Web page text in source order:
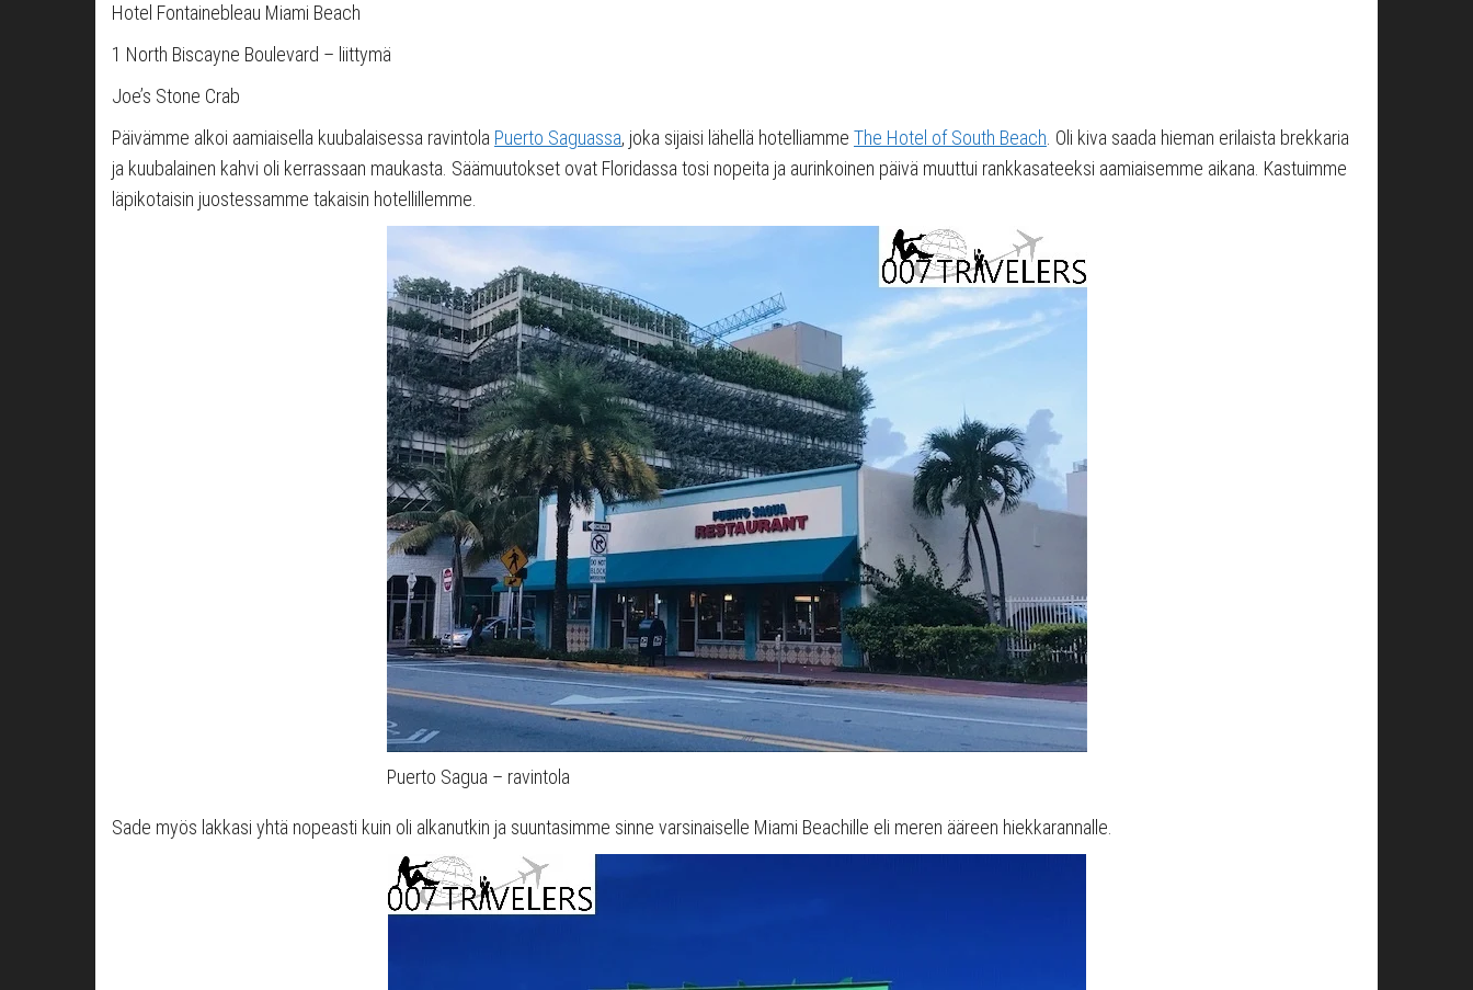
Hotel Fontainebleau Miami Beach
1 North Biscayne Boulevard – liittymä
Joe’s Stone Crab
Päivämme alkoi aamiaisella kuubalaisessa ravintola Puerto Saguassa, joka sijaisi lähellä hotelliamme The Hotel of South Beach . Oli kiva saada hieman erilaista brekkaria
ja kuubalainen kahvi oli kerrassaan maukasta. Säämuutokset ovat Floridassa tosi nopeita ja aurinkoinen päivä muuttui rankkasateeksi aamiaisemme aikana. Kastuimme
läpikotaisin juostessamme takaisin hotellillemme.
Puerto Sagua – ravintola
Sade myös lakkasi yhtä nopeasti kuin oli alkanutkin ja suuntasimme sinne varsinaiselle Miami Beachille eli meren ääreen hiekkarannalle.